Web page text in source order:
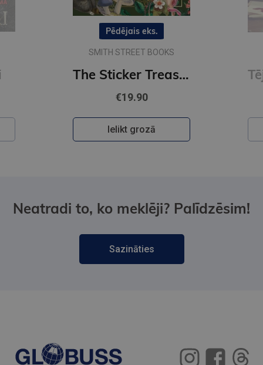
Pēdējais eks.
SMITH STREET BOOKS
The Sticker Treasury of Woodland Adventures : An eclectic book of stickers for journaling, collaging
€19.90
Ielikt grozā
Neatradi to, ko meklēji? Palīdzēsim!
Sazināties